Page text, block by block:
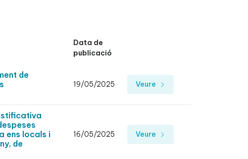
Data de
publicació
de
19/05/2025 Veure
ens locals i
de
16/05/2025 Veure